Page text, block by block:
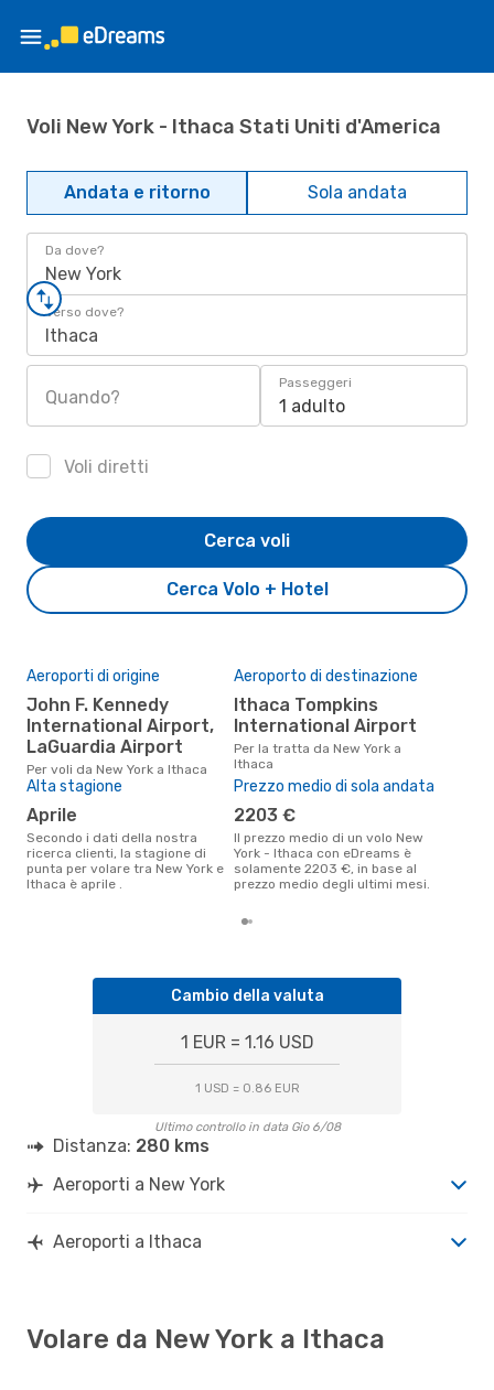
Voli New York - Ithaca Stati Uniti d'America
Andata e ritorno Sola andata
Da dove?
New York
Verso dove?
Ithaca
Quando?
Passeggeri
1 adulto
Voli diretti
Cerca Volo + Hotel
Cerca voli
Aeroporti di origine
John F. Kennedy
International Airport,
LaGuardia Airport
Per voli da New York a Ithaca
Aeroporto di destinazione
Ithaca Tompkins
International Airport
Per la tratta da New York a
Ithaca
Alta stagione
aprile
Secondo i dati della nostra
ricerca clienti, la stagione di
punta per volare tra New York e
Ithaca è aprile .
Prezzo medio di sola andata
2203 €
Il prezzo medio di un volo New
York - Ithaca con eDreams è
solamente 2203 €, in base al
prezzo medio degli ultimi mesi.
Cambio della valuta
1 EUR = 1.16 USD
1 USD = 0.86 EUR
Ultimo controllo in data Gio 6/08
Distanza: 280 kms
Aeroporti a New York
Aeroporti a Ithaca
Volare da New York a Ithaca